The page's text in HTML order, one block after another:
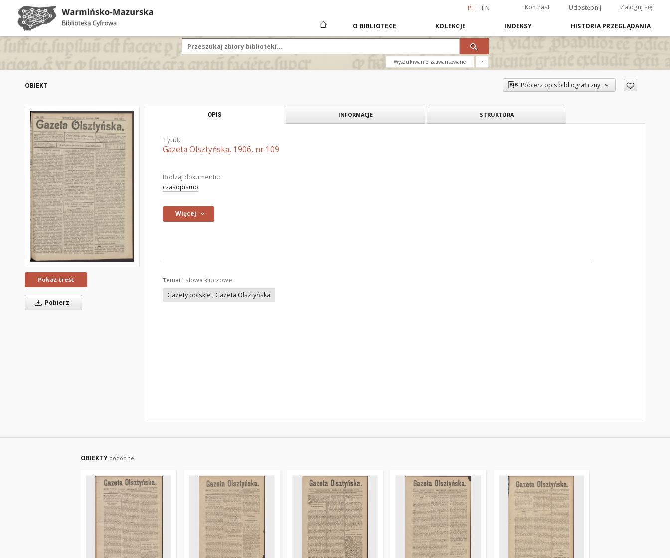
PL EN Kontrast Udostępnij Zaloguj się
O BIBLIOTECE KOLEKCJE INDEKSY HISTORIA PRZEGLĄDANIA
Wyszukiwanie zaawansowane ?
OBIEKT Pobierz opis bibliograficzny
Pokaż treść
Pobierz
OPIS INFORMACJE STRUKTURA
Tytuł:
Gazeta Olsztyńska, 1906, nr 109
Rodzaj dokumentu:
czasopismo
Więcej
Temat i słowa kluczowe:
Gazety polskie ; Gazeta Olsztyńska
OBIEKTY podobne